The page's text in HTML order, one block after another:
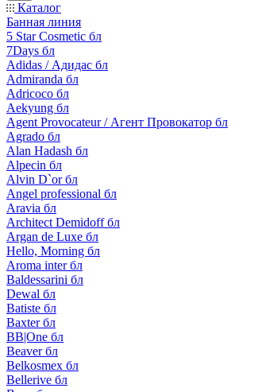
Каталог
Банная линия
5 Star Cosmetic бл
7Days бл
Adidas / Адидас бл
Admiranda бл
Adricoco бл
Aekyung бл
Agent Provocateur / Агент Провокатор бл
Agrado бл
Alan Hadash бл
Alpecin бл
Alvin D`or бл
Angel professional бл
Aravia бл
Architect Demidoff бл
Argan de Luxe бл
Hello, Morning бл
Aroma inter бл
Baldessarini бл
Dewal бл
Batiste бл
Baxter бл
BB|One бл
Beaver бл
Belkosmex бл
Bellerive бл